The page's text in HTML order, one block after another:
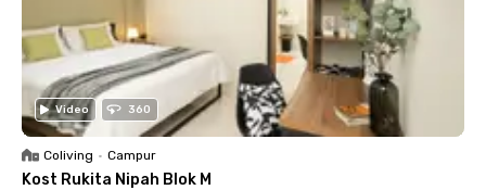
Video 360
Coliving • Campur
Kost Rukita Nipah Blok M